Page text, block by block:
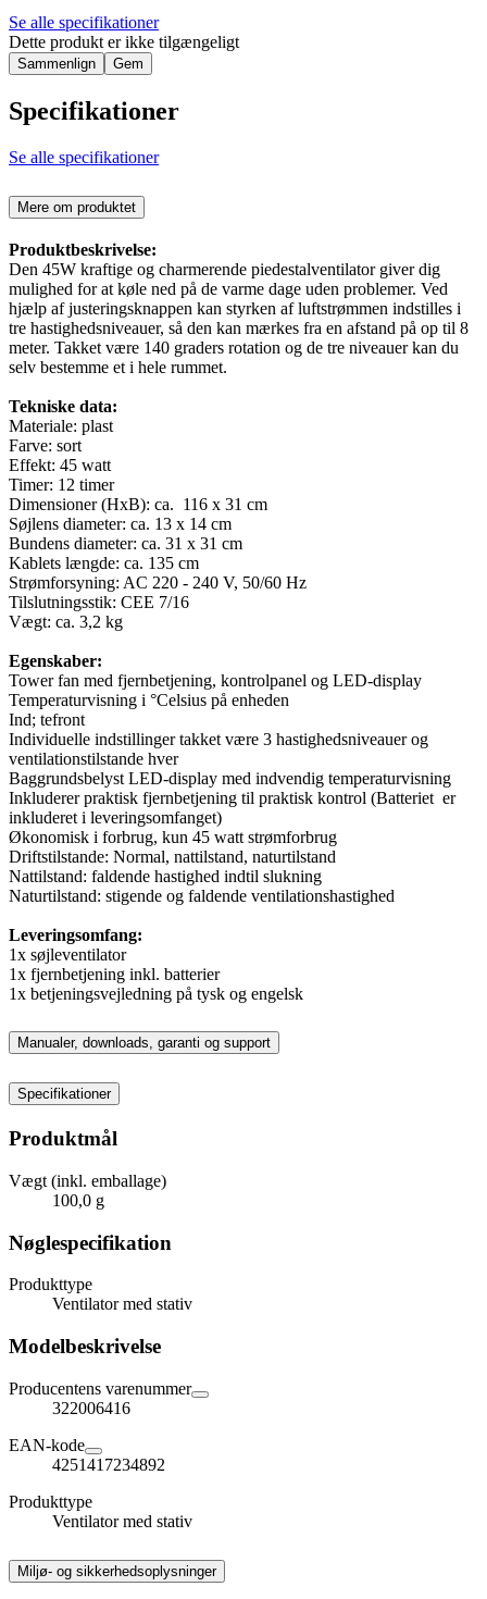
Se alle specifikationer
Dette produkt er ikke tilgængeligt
Sammenlign Gem
Specifikationer
Se alle specifikationer
Mere om produktet
Produktbeskrivelse:
Den 45W kraftige og charmerende piedestalventilator giver dig
mulighed for at køle ned på de varme dage uden problemer. Ved
hjælp af justeringsknappen kan styrken af luftstrømmen indstilles i
tre hastighedsniveauer, så den kan mærkes fra en afstand på op til 8
meter. Takket være 140 graders rotation og de tre niveauer kan du
selv bestemme et i hele rummet.
Tekniske data:
Materiale: plast
Farve: sort
Effekt: 45 watt
Timer: 12 timer
Dimensioner (HxB): ca. 116 x 31 cm
Søjlens diameter: ca. 13 x 14 cm
Bundens diameter: ca. 31 x 31 cm
Kablets længde: ca. 135 cm
Strømforsyning: AC 220 - 240 V, 50/60 Hz
Tilslutningsstik: CEE 7/16
Vægt: ca. 3,2 kg
Egenskaber:
Tower fan med fjernbetjening, kontrolpanel og LED-display
Temperaturvisning i °Celsius på enheden
Ind; tefront
Individuelle indstillinger takket være 3 hastighedsniveauer og
ventilationstilstande hver
Baggrundsbelyst LED-display med indvendig temperaturvisning
Inkluderer praktisk fjernbetjening til praktisk kontrol (Batteriet er
inkluderet i leveringsomfanget)
Økonomisk i forbrug, kun 45 watt strømforbrug
Driftstilstande: Normal, nattilstand, naturtilstand
Nattilstand: faldende hastighed indtil slukning
Naturtilstand: stigende og faldende ventilationshastighed
Leveringsomfang:
1x søjleventilator
1x fjernbetjening inkl. batterier
1x betjeningsvejledning på tysk og engelsk
Manualer, downloads, garanti og support
Specifikationer
Produktmål
Vægt (inkl. emballage)
100,0 g
Nøglespecifikation
Produkttype
Ventilator med stativ
Modelbeskrivelse
Producentens varenummer
322006416
EAN-kode
4251417234892
Produkttype
Ventilator med stativ
Miljø- og sikkerhedsoplysninger